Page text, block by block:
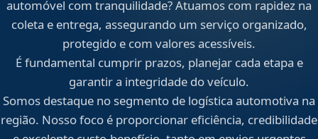
automóvel com tranquilidade? Atuamos com rapidez na
coleta e entrega, assegurando um serviço organizado,
protegido e com valores acessíveis.
É fundamental cumprir prazos, planejar cada etapa e
garantir a integridade do veículo.
Somos destaque no segmento de logística automotiva na
região. Nosso foco é proporcionar eficiência, credibilidade